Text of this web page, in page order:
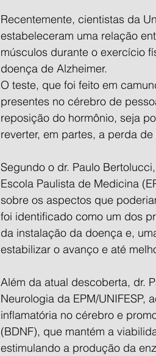
Recentemente, cientistas da
estabeleceram uma relação
músculos durante o exercício
doença de Alzheimer.
O teste, que foi feito em
presentes no cérebro de
reposição do hormônio, seja
reverter, em partes, a perda de
Segundo o dr. Paulo
Escola Paulista de Medicina
sobre os aspectos que
foi identificado como um dos
da instalação da doença e,
estabilizar o avanço e até
Além da atual descoberta, dr.
Neurologia da EPM/UNIFESP,
inflamatória no cérebro e
(BDNF), que mantém a
estimulando a produção da